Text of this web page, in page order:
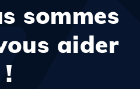
sommes
aider
!